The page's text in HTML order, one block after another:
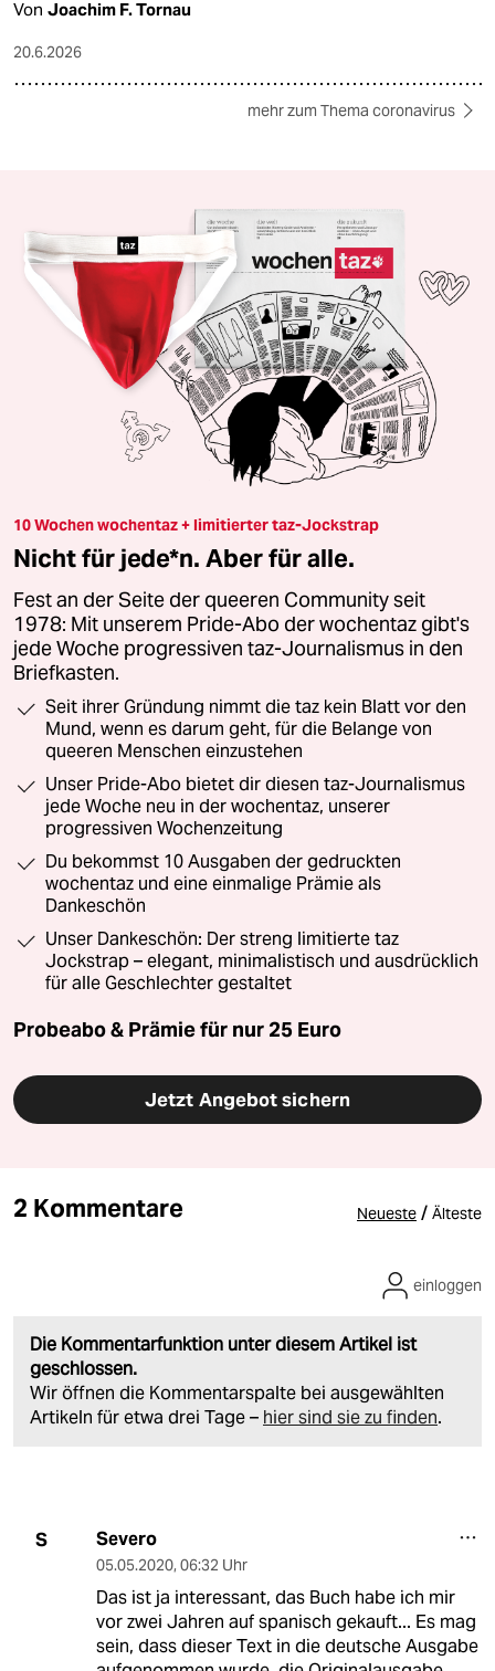
Von Joachim F. Tornau
20.6.2026
mehr zum Thema coronavirus
10 Wochen wochentaz + limitierter taz-Jockstrap
Nicht für jede*n. Aber für alle.
Fest an der Seite der queeren Community seit
1978: Mit unserem Pride-Abo der wochentaz gibt's
jede Woche progressiven taz-Journalismus in den
Briefkasten.
Seit ihrer Gründung nimmt die taz kein Blatt vor den
Mund, wenn es darum geht, für die Belange von
queeren Menschen einzustehen
Unser Pride-Abo bietet dir diesen taz-Journalismus
jede Woche neu in der wochentaz, unserer
progressiven Wochenzeitung
Du bekommst 10 Ausgaben der gedruckten
wochentaz und eine einmalige Prämie als
Dankeschön
Unser Dankeschön: Der streng limitierte taz
Jockstrap – elegant, minimalistisch und ausdrücklich
für alle Geschlechter gestaltet
Probeabo & Prämie für nur 25 Euro
Jetzt Angebot sichern
2 Kommentare Neueste / Älteste
Die Kommentarfunktion unter diesem Artikel ist
geschlossen.
Wir öffnen die Kommentarspalte bei ausgewählten
Artikeln für etwa drei Tage – hier sind sie zu finden.
einloggen
S Severo
05.05.2020, 06:32 Uhr
Das ist ja interessant, das Buch habe ich mir
vor zwei Jahren auf spanisch gekauft... Es mag
sein, dass dieser Text in die deutsche Ausgabe